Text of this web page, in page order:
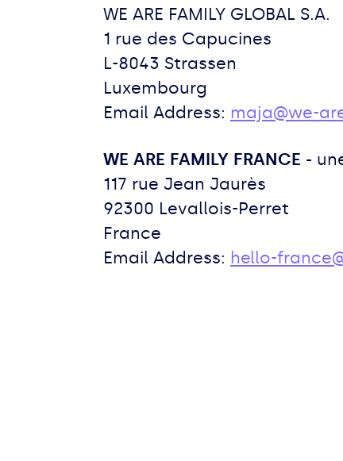
WE ARE FAMILY GLOBAL S.A.
1 rue des Capucines
L-8043 Strassen
Luxembourg
Email Address: maja@we-
WE ARE FAMILY FRANCE -
117 rue Jean Jaurès
92300 Levallois-Perret
France
Email Address: hello-